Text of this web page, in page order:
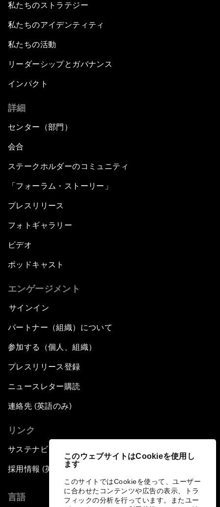
このウェブサイトはCookieを使用し
ます
このサイトではCookieを使って、ユーザー
に合わせたコンテンツや広告の表示、トラ
フィックの分析を行っています。またユー
私たちのストラテジー
私たちのアイデンティティ
私たちの活動
リーダーシップとガバナンス
インパクト
詳細
センター（部門）
会合
ステークホルダーのコミュニティ
「フォーラム・ストーリー」
プレスリリース
フォトギャラリー
ビデオ
ポッドキャスト
エンゲージメント
サインイン
パートナー（組織）について
参加する（個人、組織）
プレスリリース登録
ニュースレター購読
連絡先 (英語のみ)
リンク
サステナビリティへの取り組み
採用情報 (英語のみ)
言語